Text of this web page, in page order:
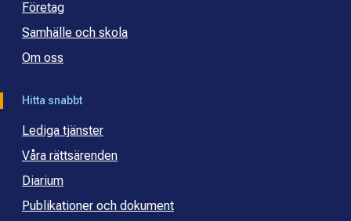
Företag
Samhälle och skola
Om oss
Hitta snabbt
Lediga tjänster
Våra rättsärenden
Diarium
Publikationer och dokument